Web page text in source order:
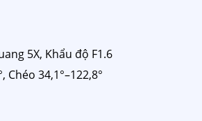
5X, Khẩu độ F1.6
Chéo 34,1°–122,8°